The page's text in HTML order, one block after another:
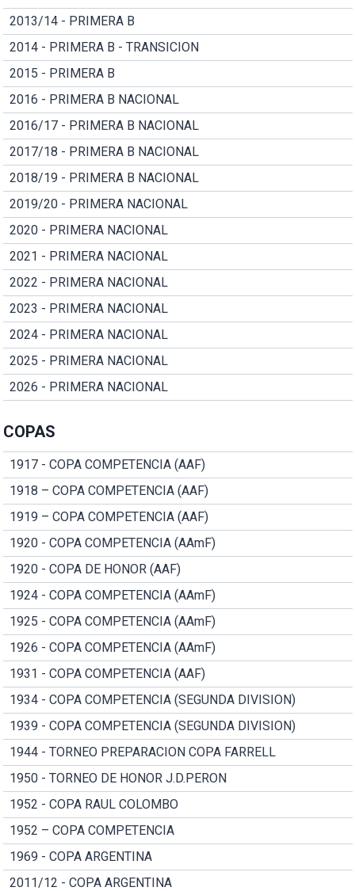
2013/14 - PRIMERA B
2014 - PRIMERA B - TRANSICION
2015 - PRIMERA B
2016 - PRIMERA B NACIONAL
2016/17 - PRIMERA B NACIONAL
2017/18 - PRIMERA B NACIONAL
2018/19 - PRIMERA B NACIONAL
2019/20 - PRIMERA NACIONAL
2020 - PRIMERA NACIONAL
2021 - PRIMERA NACIONAL
2022 - PRIMERA NACIONAL
2023 - PRIMERA NACIONAL
2024 - PRIMERA NACIONAL
2025 - PRIMERA NACIONAL
2026 - PRIMERA NACIONAL
COPAS
1917 - COPA COMPETENCIA (AAF)
1918 – COPA COMPETENCIA (AAF)
1919 – COPA COMPETENCIA (AAF)
1920 - COPA COMPETENCIA (AAmF)
1920 - COPA DE HONOR (AAF)
1924 - COPA COMPETENCIA (AAmF)
1925 - COPA COMPETENCIA (AAmF)
1926 - COPA COMPETENCIA (AAmF)
1931 - COPA COMPETENCIA (AAF)
1934 - COPA COMPETENCIA (SEGUNDA DIVISION)
1939 - COPA COMPETENCIA (SEGUNDA DIVISION)
1944 - TORNEO PREPARACION COPA FARRELL
1950 - TORNEO DE HONOR J.D.PERON
1952 - COPA RAUL COLOMBO
1952 – COPA COMPETENCIA
1969 - COPA ARGENTINA
2011/12 - COPA ARGENTINA